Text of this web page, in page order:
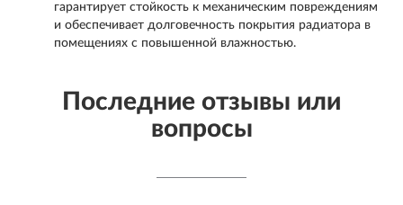
гарантирует стойкость к механическим повреждениям
и обеспечивает долговечность покрытия радиатора в
помещениях с повышенной влажностью.
Последние отзывы или
вопросы